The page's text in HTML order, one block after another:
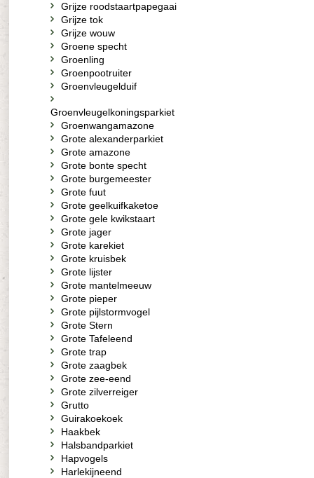
Grijze roodstaartpapegaai
Grijze tok
Grijze wouw
Groene specht
Groenling
Groenpootruiter
Groenvleugelduif
Groenvleugelkoningsparkiet
Groenwangamazone
Grote alexanderparkiet
Grote amazone
Grote bonte specht
Grote burgemeester
Grote fuut
Grote geelkuifkaketoe
Grote gele kwikstaart
Grote jager
Grote karekiet
Grote kruisbek
Grote lijster
Grote mantelmeeuw
Grote pieper
Grote pijlstormvogel
Grote Stern
Grote Tafeleend
Grote trap
Grote zaagbek
Grote zee-eend
Grote zilverreiger
Grutto
Guirakoekoek
Haakbek
Halsbandparkiet
Hapvogels
Harlekijneend